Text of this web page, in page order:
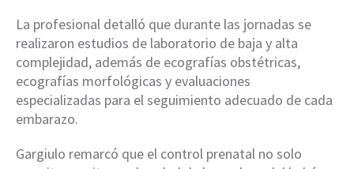
La profesional detalló que durante las jornadas se
realizaron estudios de laboratorio de baja y alta
complejidad, además de ecografías obstétricas,
ecografías morfológicas y evaluaciones
especializadas para el seguimiento adecuado de cada
embarazo.
Gargiulo remarcó que el control prenatal no solo